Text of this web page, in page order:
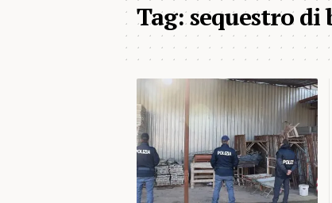
Tag:sequestro di